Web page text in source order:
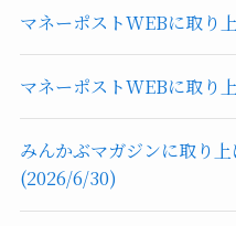
マネーポストWEBに取り
マネーポストWEBに取り
みんかぶマガジンに取り
(2026/6/30)